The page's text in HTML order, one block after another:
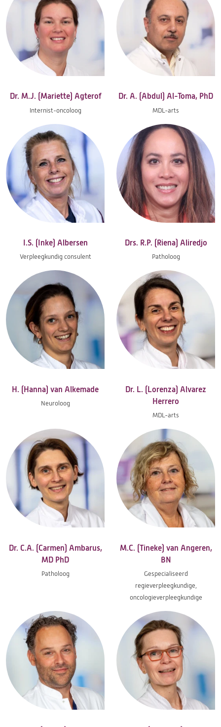
Dr. M.J. (Mariette) Agterof
Internist-oncoloog
Dr. A. (Abdul) Al-Toma, PhD
MDL-arts
I.S. (Inke) Albersen
Verpleegkundig consulent
Drs. R.P. (Riena) Aliredjo
Patholoog
H. (Hanna) van Alkemade
Neuroloog
Dr. L. (Lorenza) Alvarez
Herrero
MDL-arts
Dr. C.A. (Carmen) Ambarus,
MD PhD
Patholoog
M.C. (Tineke) van Angeren,
BN
Gespecialiseerd
regieverpleegkundige,
oncologieverpleegkundige